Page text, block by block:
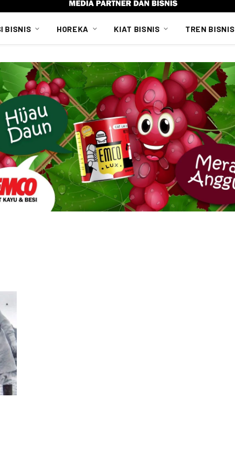
BISNIS HOREKA KIAT BISNIS TREN BISNIS